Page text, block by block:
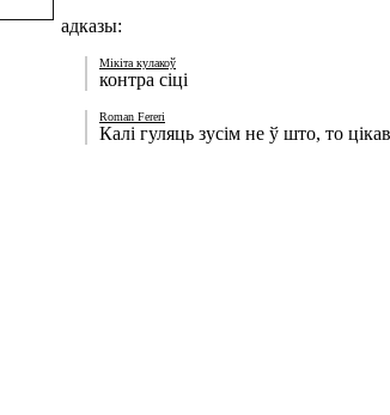
адказы:
Мікіта кулакоў
контра сіці
Roman Fereri
Калі гуляць зусім не ў што, то